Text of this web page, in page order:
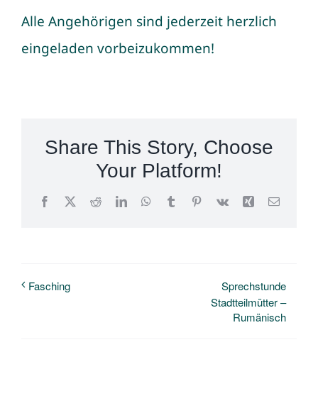
Alle Angehörigen sind jederzeit herzlich
eingeladen vorbeizukommen!
Share This Story, Choose
Your Platform!
Facebook
X RedditLinkedInWhatsApp
TumblrPinterest
Vk Xing E-
Fasching
Sprechstunde
Stadtteilmütter –
Rumänisch